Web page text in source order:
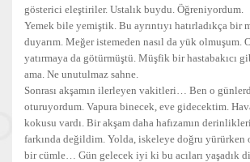
gösterici eleştiriler. Ustalık buydu. Öğreniyordum.
Yemek bile yemiştik. Bu ayrıntıyı hatırladıkça bir
duyarım. Meğer istemeden nasıl da yük olmuşum.
yatırmaya da götürmüştü. Müşfik bir hastabakıcı
ama. Ne unutulmaz sahne.
Sonrası akşamın ilerleyen vakitleri… Ben o
oturuyordum. Vapura binecek, eve gidecektim.
kokusu vardı. Bir akşam daha hafızamın
farkında değildim. Yolda, iskeleye doğru yürürken
bir cümle… Gün gelecek iyi ki bu acıları yaşadık